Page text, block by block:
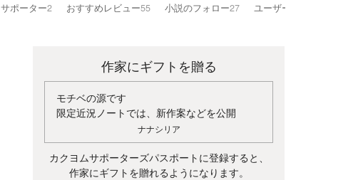
サポーター2 おすすめレビュー55 小説のフォロー27 ユーザーのフォロー
作家にギフトを贈る
モチベの源です
限定近況ノートでは、新作案などを公開
ナナシリア
カクヨムサポーターズパスポートに登録すると、
作家にギフトを贈れるようになります。